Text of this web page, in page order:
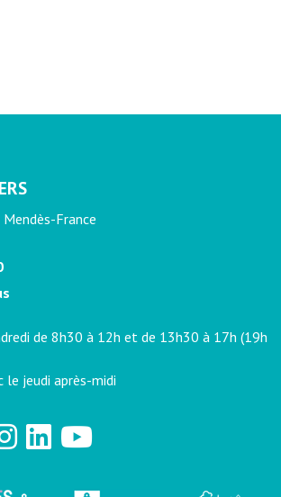
France
de 8h30 à 12h et de 13h30 à 17h (19h
le jeudi après-midi